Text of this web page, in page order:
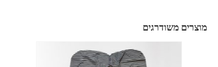
מוצרים משודרגים